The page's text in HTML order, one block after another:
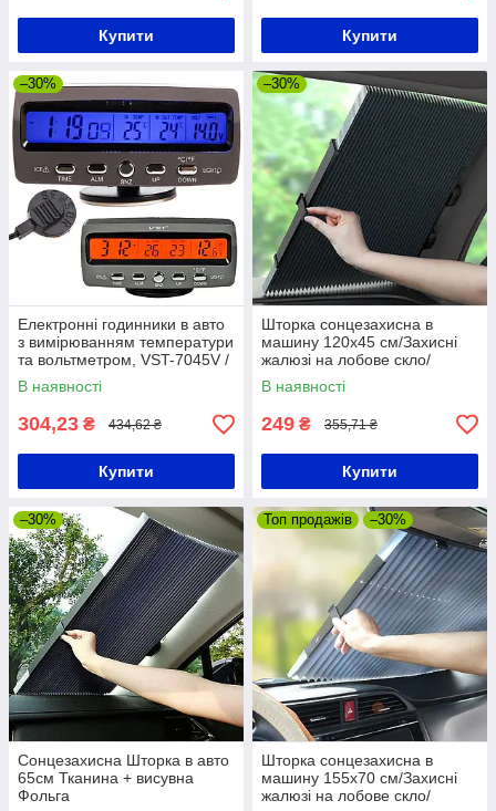
Купити Купити
–30%
Електронні годинники в авто
з вимірюванням температури
та вольтметром, VST-7045V /
Автомобільні годинники /
Годинники в машину
В наявності
304,23 ₴ 434,62 ₴
Купити
–30%
Шторка сонцезахисна в
машину 120х45 см/Захисні
жалюзі на лобове скло/
Накидка від сонця для
машини
В наявності
249 ₴ 355,71 ₴
Купити
–30%
Сонцезахисна Шторка в авто
65см Тканина + висувна
Фольга
Топ продажів –30%
Шторка сонцезахисна в
машину 155х70 см/Захисні
жалюзі на лобове скло/